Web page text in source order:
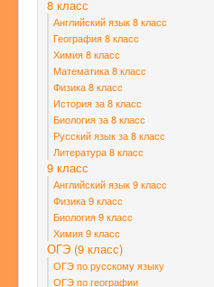
8 класс
Английский язык 8 класс
География 8 класс
Химия 8 класс
Математика 8 класс
Физика 8 класс
История за 8 класс
Биология за 8 класс
Русский язык за 8 класс
Литература 8 класс
9 класс
Английский язык 9 класс
Физика 9 класс
Биология 9 класс
Химия 9 класс
ОГЭ (9 класс)
ОГЭ по русскому языку
ОГЭ по географии